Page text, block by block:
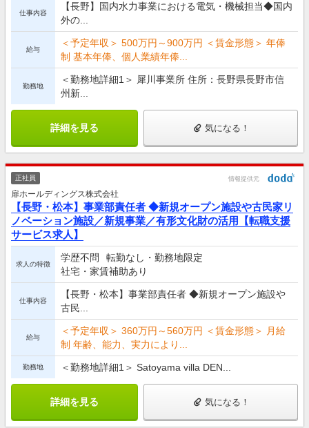
仕事内容
【長野】国内水力事業における電気・機械担当◆国内
外の...
給与
＜予定年収＞ 500万円～900万円 ＜賃金形態＞ 年俸
制 基本年俸、個人業績年俸...
勤務地
＜勤務地詳細1＞ 犀川事業所 住所：長野県長野市信
州新...
詳細を見る 気になる！
正社員 情報提供元
扉ホールディングス株式会社
【長野・松本】事業部責任者 ◆新規オープン施設や古民家リ
ノベーション施設／新規事業／有形文化財の活用【転職支援
サービス求人】
求人の特徴
学歴不問
転勤なし・勤務地限定
社宅・家賃補助あり
仕事内容
【長野・松本】事業部責任者 ◆新規オープン施設や
古民...
給与
＜予定年収＞ 360万円～560万円 ＜賃金形態＞ 月給
制 年齢、能力、実力により...
勤務地 ＜勤務地詳細1＞ Satoyama villa DEN...
詳細を見る 気になる！